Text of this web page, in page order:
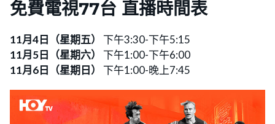
免費電視77台 直播時間表
11月4日（星期五）
下午3:30-下午5:15
11月5日（星期六）
下午1:00-下午6:00
11月6日（星期日）
下午1:00-晚上7:45